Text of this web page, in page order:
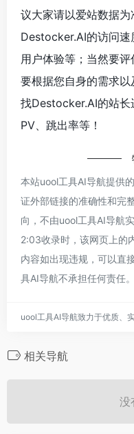
议大家请以爱站数据为
Destocker.AI的访问速
用户体验等；当然要
要根据您自身的需求
找Destocker.AI的站长
PV、跳出率等！
本站uool工具AI导航提供
证外部链接的准确性和完
向，不由uool工具AI导航
2:03收录时，该网页上的
内容如出现违规，可以直
具AI导航不承担任何责任。
uool工具AI导航致力于优质、
相关导航
没